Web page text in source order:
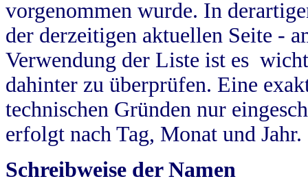
vorgenommen wurde. In
der derzeitigen aktuellen Seite -
Verwendung der Liste ist es
dahinter zu überprüfen. Eine
technischen Gründen nur
erfolgt nach Tag, Monat und Jahr.
Schreibweise der Namen